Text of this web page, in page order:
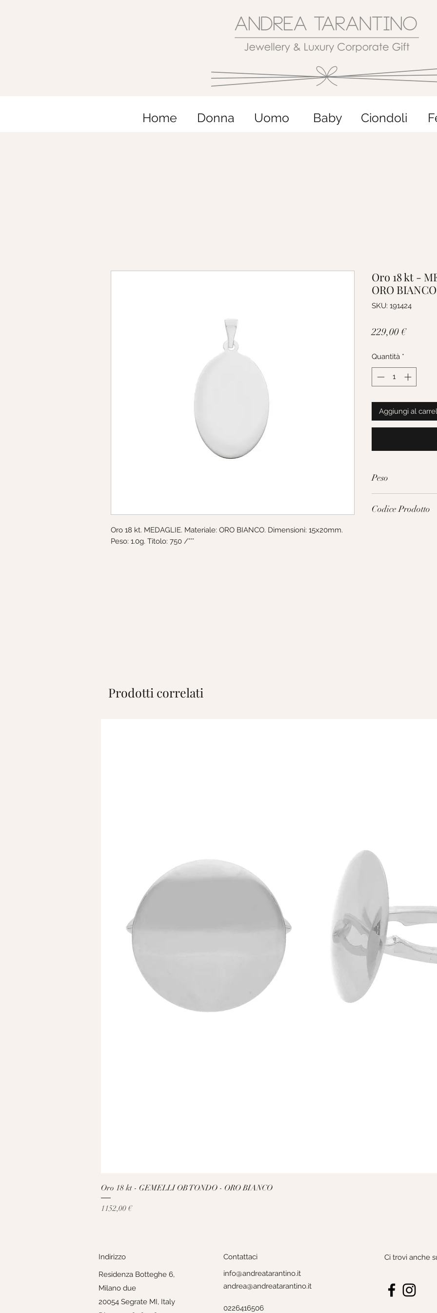
Home Donna Uomo Baby Ciondoli
Oro 18 kt. MEDAGLIE. Materiale: ORO BIANCO. Dimensioni: 15x20mm.
Peso: 1.0g. Titolo: 750 /°°°
Oro 18 kt -
ORO
SKU: 191424
229,00 €Prezzo
Quantità *
Aggiungi al
Peso
Codice Prodotto
Prodotti correlati
Oro 18 kt - GEMELLI OB TONDO - ORO BIANCO
Prezzo
1152,00 €
Indirizzo
Residenza Botteghe 6,
Milano due
20054 Segrate MI, Italy
Contattaci
info@andreatarantino.it
andrea@andreatarantino.it
0226416506
Ci trovi anche